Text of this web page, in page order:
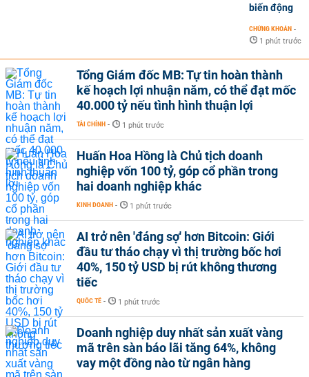
biến động
CHỨNG KHOÁN -
1 phút trước
Tổng Giám đốc MB: Tự tin hoàn thành
kế hoạch lợi nhuận năm, có thể đạt mốc
40.000 tỷ nếu tình hình thuận lợi
TÀI CHÍNH - 1 phút trước
Huấn Hoa Hồng là Chủ tịch doanh
nghiệp vốn 100 tỷ, góp cổ phần trong
hai doanh nghiệp khác
KINH DOANH - 1 phút trước
AI trở nên 'đáng sợ' hơn Bitcoin: Giới
đầu tư tháo chạy vì thị trường bốc hơi
40%, 150 tỷ USD bị rút không thương
tiếc
QUỐC TẾ - 1 phút trước
Doanh nghiệp duy nhất sản xuất vàng
mã trên sàn báo lãi tăng 64%, không
vay một đồng nào từ ngân hàng